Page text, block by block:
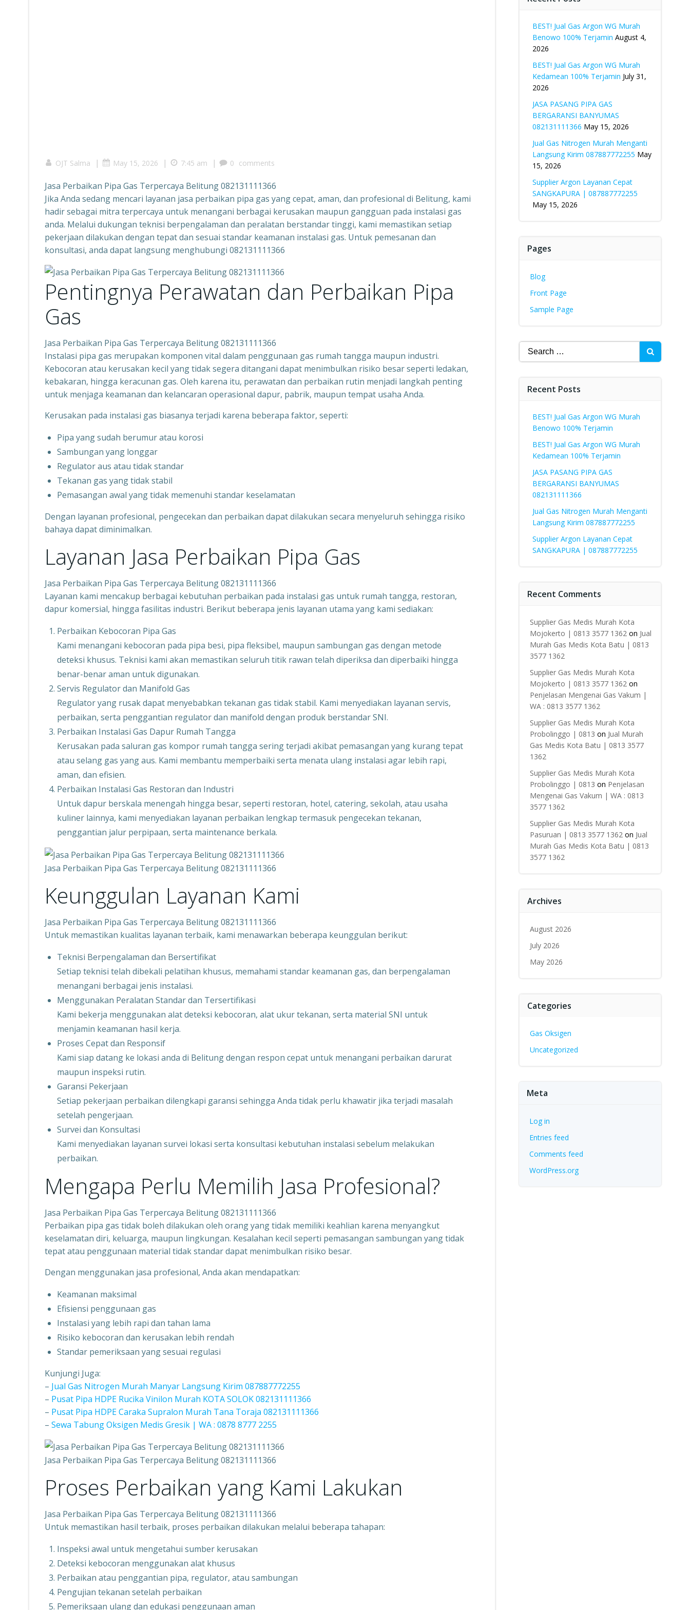
OJT Salma | May 15, 2026 | 7:45 am | 0 comments
Jasa Perbaikan Pipa Gas Terpercaya Belitung 082131111366
Jika Anda sedang mencari layanan jasa perbaikan pipa gas yang cepat, aman, dan profesional di Belitung, kami
hadir sebagai mitra terpercaya untuk menangani berbagai kerusakan maupun gangguan pada instalasi gas
anda. Melalui dukungan teknisi berpengalaman dan peralatan berstandar tinggi, kami memastikan setiap
pekerjaan dilakukan dengan tepat dan sesuai standar keamanan instalasi gas. Untuk pemesanan dan
konsultasi, anda dapat langsung menghubungi 082131111366
Pentingnya Perawatan dan Perbaikan Pipa
Gas
Jasa Perbaikan Pipa Gas Terpercaya Belitung 082131111366
Instalasi pipa gas merupakan komponen vital dalam penggunaan gas rumah tangga maupun industri.
Kebocoran atau kerusakan kecil yang tidak segera ditangani dapat menimbulkan risiko besar seperti ledakan,
kebakaran, hingga keracunan gas. Oleh karena itu, perawatan dan perbaikan rutin menjadi langkah penting
untuk menjaga keamanan dan kelancaran operasional dapur, pabrik, maupun tempat usaha Anda.
Kerusakan pada instalasi gas biasanya terjadi karena beberapa faktor, seperti:
Pipa yang sudah berumur atau korosi
Sambungan yang longgar
Regulator aus atau tidak standar
Tekanan gas yang tidak stabil
Pemasangan awal yang tidak memenuhi standar keselamatan
Dengan layanan profesional, pengecekan dan perbaikan dapat dilakukan secara menyeluruh sehingga risiko
bahaya dapat diminimalkan.
Layanan Jasa Perbaikan Pipa Gas
Jasa Perbaikan Pipa Gas Terpercaya Belitung 082131111366
Layanan kami mencakup berbagai kebutuhan perbaikan pada instalasi gas untuk rumah tangga, restoran,
dapur komersial, hingga fasilitas industri. Berikut beberapa jenis layanan utama yang kami sediakan:
Perbaikan Kebocoran Pipa Gas
Kami menangani kebocoran pada pipa besi, pipa fleksibel, maupun sambungan gas dengan metode
deteksi khusus. Teknisi kami akan memastikan seluruh titik rawan telah diperiksa dan diperbaiki hingga
benar-benar aman untuk digunakan.
Servis Regulator dan Manifold Gas
Regulator yang rusak dapat menyebabkan tekanan gas tidak stabil. Kami menyediakan layanan servis,
perbaikan, serta penggantian regulator dan manifold dengan produk berstandar SNI.
Perbaikan Instalasi Gas Dapur Rumah Tangga
Kerusakan pada saluran gas kompor rumah tangga sering terjadi akibat pemasangan yang kurang tepat
atau selang gas yang aus. Kami membantu memperbaiki serta menata ulang instalasi agar lebih rapi,
aman, dan efisien.
Perbaikan Instalasi Gas Restoran dan Industri
Untuk dapur berskala menengah hingga besar, seperti restoran, hotel, catering, sekolah, atau usaha
kuliner lainnya, kami menyediakan layanan perbaikan lengkap termasuk pengecekan tekanan,
penggantian jalur perpipaan, serta maintenance berkala.
Jasa Perbaikan Pipa Gas Terpercaya Belitung 082131111366
Keunggulan Layanan Kami
Jasa Perbaikan Pipa Gas Terpercaya Belitung 082131111366
Untuk memastikan kualitas layanan terbaik, kami menawarkan beberapa keunggulan berikut:
Teknisi Berpengalaman dan Bersertifikat
Setiap teknisi telah dibekali pelatihan khusus, memahami standar keamanan gas, dan berpengalaman
menangani berbagai jenis instalasi.
Menggunakan Peralatan Standar dan Tersertifikasi
Kami bekerja menggunakan alat deteksi kebocoran, alat ukur tekanan, serta material SNI untuk
menjamin keamanan hasil kerja.
Proses Cepat dan Responsif
Kami siap datang ke lokasi anda di Belitung dengan respon cepat untuk menangani perbaikan darurat
maupun inspeksi rutin.
Garansi Pekerjaan
Setiap pekerjaan perbaikan dilengkapi garansi sehingga Anda tidak perlu khawatir jika terjadi masalah
setelah pengerjaan.
Survei dan Konsultasi
Kami menyediakan layanan survei lokasi serta konsultasi kebutuhan instalasi sebelum melakukan
perbaikan.
Mengapa Perlu Memilih Jasa Profesional?
Jasa Perbaikan Pipa Gas Terpercaya Belitung 082131111366
Perbaikan pipa gas tidak boleh dilakukan oleh orang yang tidak memiliki keahlian karena menyangkut
keselamatan diri, keluarga, maupun lingkungan. Kesalahan kecil seperti pemasangan sambungan yang tidak
tepat atau penggunaan material tidak standar dapat menimbulkan risiko besar.
Dengan menggunakan jasa profesional, Anda akan mendapatkan:
Keamanan maksimal
Efisiensi penggunaan gas
Instalasi yang lebih rapi dan tahan lama
Risiko kebocoran dan kerusakan lebih rendah
Standar pemeriksaan yang sesuai regulasi
Kunjungi Juga:
– Jual Gas Nitrogen Murah Manyar Langsung Kirim 087887772255
– Pusat Pipa HDPE Rucika Vinilon Murah KOTA SOLOK 082131111366
– Pusat Pipa HDPE Caraka Supralon Murah Tana Toraja 082131111366
– Sewa Tabung Oksigen Medis Gresik | WA : 0878 8777 2255
Jasa Perbaikan Pipa Gas Terpercaya Belitung 082131111366
Proses Perbaikan yang Kami Lakukan
Jasa Perbaikan Pipa Gas Terpercaya Belitung 082131111366
Untuk memastikan hasil terbaik, proses perbaikan dilakukan melalui beberapa tahapan:
Inspeksi awal untuk mengetahui sumber kerusakan
Deteksi kebocoran menggunakan alat khusus
Perbaikan atau penggantian pipa, regulator, atau sambungan
Pengujian tekanan setelah perbaikan
Pemeriksaan ulang dan edukasi penggunaan aman
BEST! Jual Gas Argon WG Murah
Benowo 100% Terjamin August 4,
2026
BEST! Jual Gas Argon WG Murah
Kedamean 100% Terjamin July 31,
2026
JASA PASANG PIPA GAS
BERGARANSI BANYUMAS
082131111366 May 15, 2026
Jual Gas Nitrogen Murah Menganti
Langsung Kirim 087887772255 May
15, 2026
Supplier Argon Layanan Cepat
SANGKAPURA | 087887772255
May 15, 2026
Pages
Blog
Front Page
Sample Page
Search
for:
Recent Posts
BEST! Jual Gas Argon WG Murah
Benowo 100% Terjamin
BEST! Jual Gas Argon WG Murah
Kedamean 100% Terjamin
JASA PASANG PIPA GAS
BERGARANSI BANYUMAS
082131111366
Jual Gas Nitrogen Murah Menganti
Langsung Kirim 087887772255
Supplier Argon Layanan Cepat
SANGKAPURA | 087887772255
Recent Comments
Supplier Gas Medis Murah Kota
Mojokerto | 0813 3577 1362on Jual
Murah Gas Medis Kota Batu | 0813
3577 1362
Supplier Gas Medis Murah Kota
Mojokerto | 0813 3577 1362on
Penjelasan Mengenai Gas Vakum |
WA : 0813 3577 1362
Supplier Gas Medis Murah Kota
Probolinggo | 0813 on Jual Murah
Gas Medis Kota Batu | 0813 3577
1362
Supplier Gas Medis Murah Kota
Probolinggo | 0813 on Penjelasan
Mengenai Gas Vakum | WA : 0813
3577 1362
Supplier Gas Medis Murah Kota
Pasuruan | 0813 3577 1362on Jual
Murah Gas Medis Kota Batu | 0813
3577 1362
Archives
August 2026
July 2026
May 2026
Categories
Gas Oksigen
Uncategorized
Meta
Log in
Entries feed
Comments feed
WordPress.org